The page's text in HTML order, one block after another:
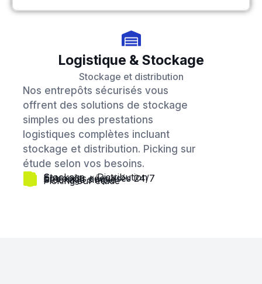
Logistique & Stockage
Stockage et distribution
Nos entrepôts sécurisés vous
offrent des solutions de stockage
simples ou des prestations
logistiques complètes incluant
stockage et distribution. Picking sur
étude selon vos besoins.
Stockage + Distribution
Entrepôts sécurisés 24/7
Stockage simple
Picking sur étude